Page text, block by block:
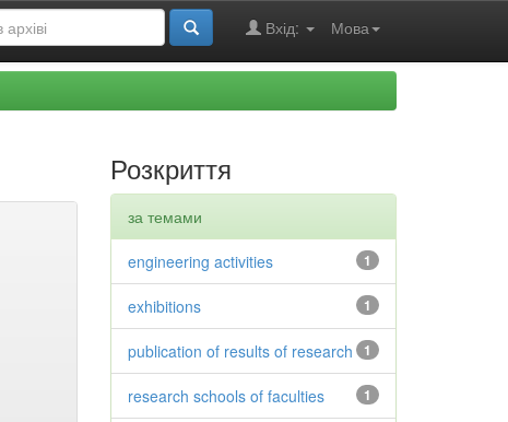
Мова
Вхід:
Розкриття
за темами
1
engineering activities
1
exhibitions
1
publication of results of research
1
research schools of faculties